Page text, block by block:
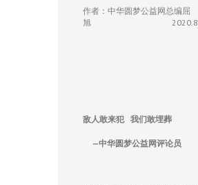
作者：中华圆梦公益网总编屈
旭 2020.8.
敌人敢来犯 我们敢埋葬
—中华圆梦公益网评论员